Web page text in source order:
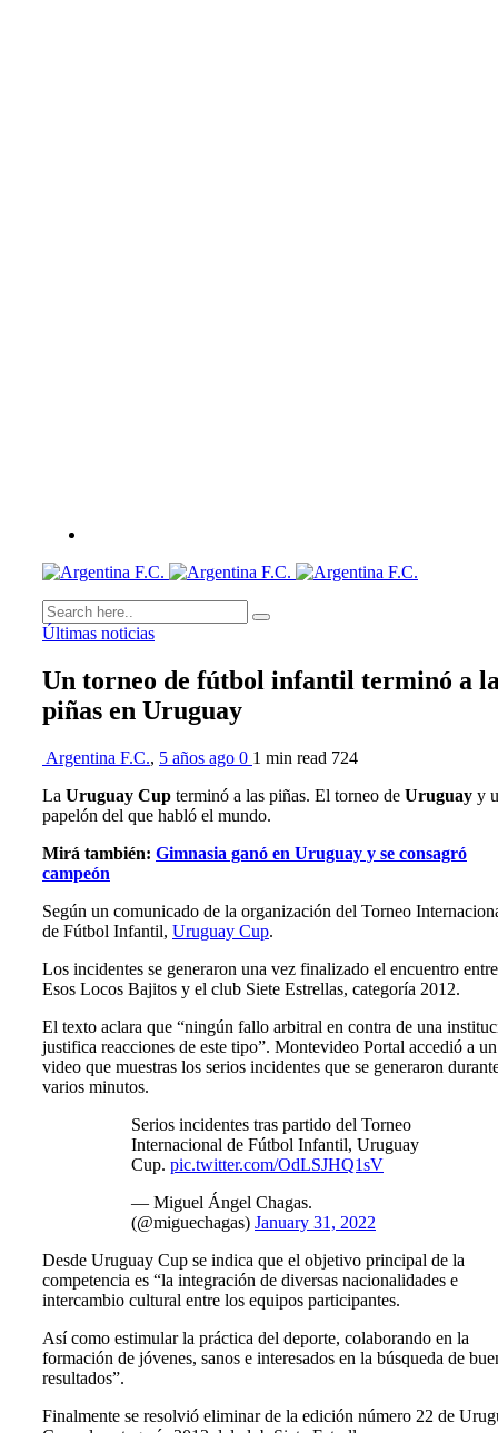
Últimas noticias
Un torneo de fútbol infantil terminó a
piñas en Uruguay
Argentina F.C., 5 años ago 0 1 min read 724
La Uruguay Cup terminó a las piñas. El torneo de Uruguay y
papelón del que habló el mundo.
Mirá también: Gimnasia ganó en Uruguay y se consagró
campeón
Según un comunicado de la organización del Torneo
de Fútbol Infantil, Uruguay Cup.
Los incidentes se generaron una vez finalizado el encuentro entre
Esos Locos Bajitos y el club Siete Estrellas, categoría 2012.
El texto aclara que “ningún fallo arbitral en contra de una
justifica reacciones de este tipo”. Montevideo Portal accedió a un
video que muestras los serios incidentes que se generaron
varios minutos.
Serios incidentes tras partido del Torneo
Internacional de Fútbol Infantil, Uruguay
Cup. pic.twitter.com/OdLSJHQ1sV
— Miguel Ángel Chagas.
(@miguechagas) January 31, 2022
Desde Uruguay Cup se indica que el objetivo principal de la
competencia es “la integración de diversas nacionalidades e
intercambio cultural entre los equipos participantes.
Así como estimular la práctica del deporte, colaborando en la
formación de jóvenes, sanos e interesados en la búsqueda de
resultados”.
Finalmente se resolvió eliminar de la edición número 22 de